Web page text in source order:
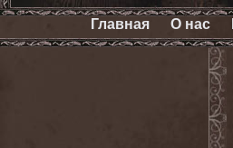
Главная О нас